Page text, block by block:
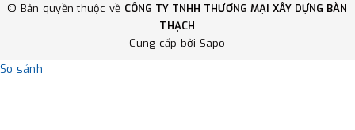
© Bản quyền thuộc về CÔNG TY TNHH THƯƠNG MẠI XÂY DỰNG BÀN
THẠCH
Cung cấp bởi Sapo
So sánh